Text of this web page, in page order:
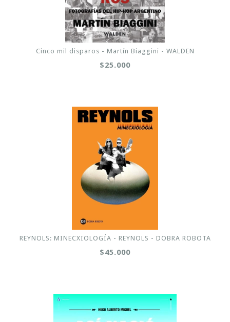
Cinco mil disparos - Martín Biaggini - WALDEN
$25.000
REYNOLS: MINECXIOLOGÍA - REYNOLS - DOBRA ROBOTA
$45.000